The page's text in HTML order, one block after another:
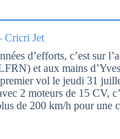
Cricri Jet
d’efforts, c’est sur
et aux mains
vol le jeudi 31
2 moteurs de 15 CV,
de 200 km/h pour